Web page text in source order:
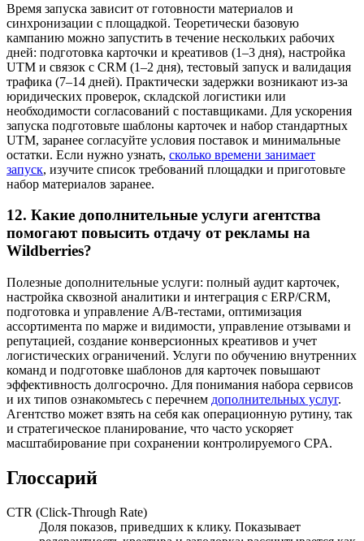
Время запуска зависит от готовности материалов и
синхронизации с площадкой. Теоретически базовую
кампанию можно запустить в течение нескольких рабочих
дней: подготовка карточки и креативов (1–3 дня), настройка
UTM и связок с CRM (1–2 дня), тестовый запуск и валидация
трафика (7–14 дней). Практически задержки возникают из-за
юридических проверок, складской логистики или
необходимости согласований с поставщиками. Для ускорения
запуска подготовьте шаблоны карточек и набор стандартных
UTM, заранее согласуйте условия поставок и минимальные
остатки. Если нужно узнать, сколько времени занимает
запуск, изучите список требований площадки и приготовьте
набор материалов заранее.
12. Какие дополнительные услуги агентства
помогают повысить отдачу от рекламы на
Wildberries?
Полезные дополнительные услуги: полный аудит карточек,
настройка сквозной аналитики и интеграция с ERP/CRM,
подготовка и управление A/B-тестами, оптимизация
ассортимента по марже и видимости, управление отзывами и
репутацией, создание конверсионных креативов и учет
логистических ограничений. Услуги по обучению внутренних
команд и подготовке шаблонов для карточек повышают
эффективность долгосрочно. Для понимания набора сервисов
и их типов ознакомьтесь с перечнем дополнительных услуг.
Агентство может взять на себя как операционную рутину, так
и стратегическое планирование, что часто ускоряет
масштабирование при сохранении контролируемого CPA.
Глоссарий
CTR (Click-Through Rate)
Доля показов, приведших к клику. Показывает